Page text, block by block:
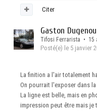
Citer
Gaston Dugenou
Tifosi Ferrarista • 15
Posté(e) le 5 janvier
La finition a l'air totalement
On pourrait l'exposer dans
La ligne est belle, mais en
impression peut être mais je